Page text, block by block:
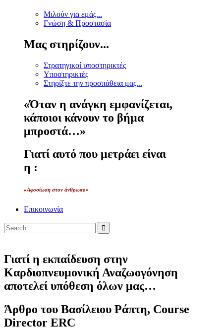
Μιλούν για εμάς...
Γνώση & Προστασία
Μας στηρίζουν...
Στρατηγικοί υποστηρικτές
Υποστηρικτές
Στηρίξτε την προσπάθεια μας...
«Όταν η ανάγκη εμφανίζεται,
κάποιοι κάνουν το βήμα
μπροστά…»
Γιατί αυτό που μετράει είναι
η :
«Αφοσίωση στον άνθρωπο»
Επικοινωνία
Γιατί η εκπαίδευση στην
Καρδιοπνευμονική Αναζωογόνηση
αποτελεί υπόθεση όλων μας…
Άρθρο του Βασίλειου Ράπτη, Course
Director ERC